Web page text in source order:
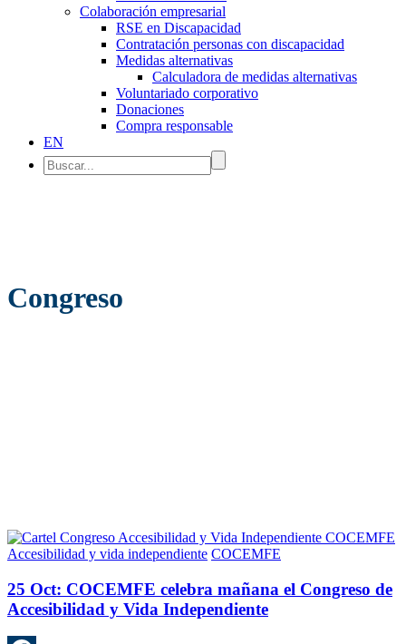
Colaboración empresarial
RSE en Discapacidad
Contratación personas con discapacidad
Medidas alternativas
Calculadora de medidas alternativas
Voluntariado corporativo
Donaciones
Compra responsable
EN
Congreso
Accesibilidad y vida independiente COCEMFE
25 Oct: COCEMFE celebra mañana el Congreso de
Accesibilidad y Vida Independiente